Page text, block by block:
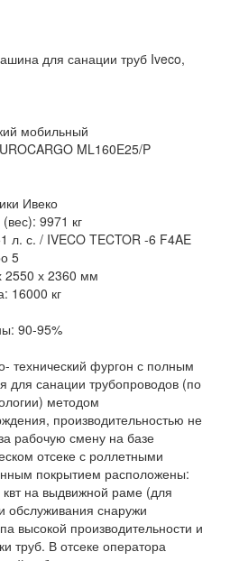
для санации труб Iveco,
мобильный
ML160E25/P
Ивеко
9971 кг
л. с. / IVECO TECTOR -6 F4AE
5
2550 х 2360 мм
16000 кг
90-95%
технический фургон с полным
для санации трубопроводов (по
методом
производительностью не
рабочую смену на базе
отсеке с роллетными
покрытием расположены:
на выдвижной раме (для
обслуживания снаружи
высокой производительности и
труб. В отсеке оператора